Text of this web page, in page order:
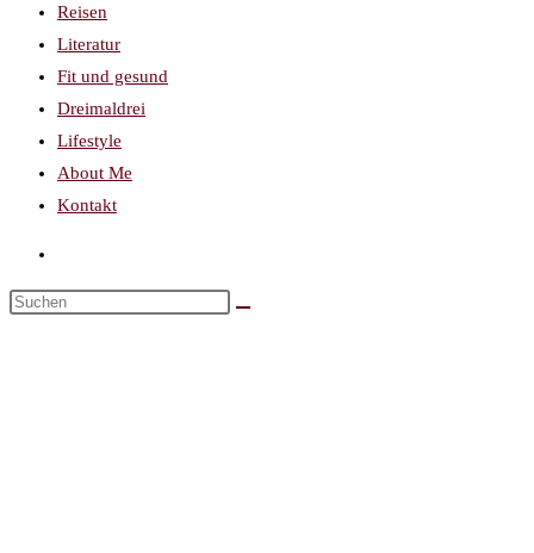
Reisen
Literatur
Fit und gesund
Dreimaldrei
Lifestyle
About Me
Kontakt